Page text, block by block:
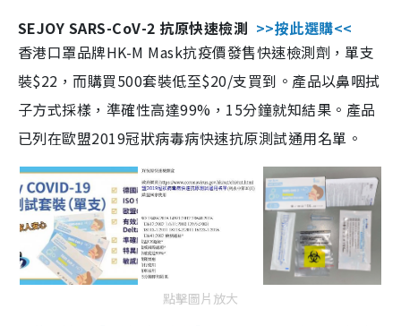
SEJOY SARS-CoV-2 抗原快速檢測 >>按此選購<<
香港口罩品牌HK-M Mask抗疫價發售快速檢測劑，單支
裝$22，而購買500套裝低至$20/支買到。產品以鼻咽拭
子方式採樣，準確性高達99%，15分鐘就知結果。產品
已列在歐盟2019冠狀病毒病快速抗原測試通用名單。
點擊圖片放大